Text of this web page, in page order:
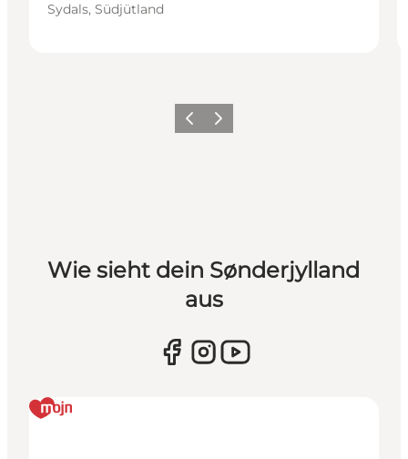
Sydals, Südjütland
ZurückWeiter
Wie sieht dein Sønderjylland
aus